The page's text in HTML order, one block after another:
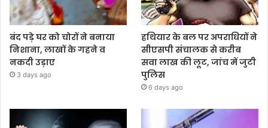
बंद पड़े घर को चोरों ने बनाया
निशाना, लाखों के गहने व
नकदी उड़ाए
3 days ago
हथियार के बल पर अपराधियों ने
सीएसपी संचालक से करीब
सवा लाख की लूट, जांच में जुटी
पुलिस
6 days ago